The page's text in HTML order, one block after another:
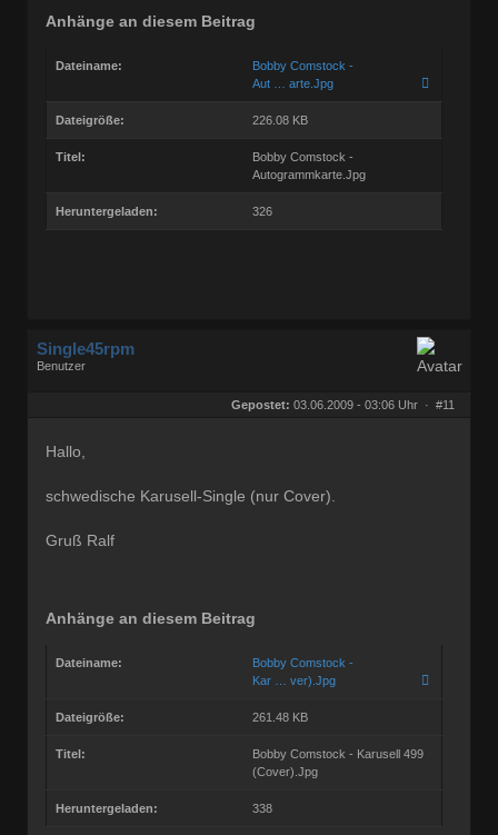
Anhänge an diesem Beitrag
Dateiname:
Bobby Comstock -
Aut … arte.Jpg
Dateigröße: 226.08 KB
Titel:
Bobby Comstock -
Autogrammkarte.Jpg
Heruntergeladen: 326
Single45rpm
Benutzer
Gepostet: 03.06.2009 - 03:06 Uhr · #11
Hallo,
schwedische Karusell-Single (nur Cover).
Gruß Ralf
Anhänge an diesem Beitrag
Dateiname:
Bobby Comstock -
Kar … ver).Jpg
Dateigröße: 261.48 KB
Titel:
Bobby Comstock - Karusell 499
(Cover).Jpg
Heruntergeladen: 338